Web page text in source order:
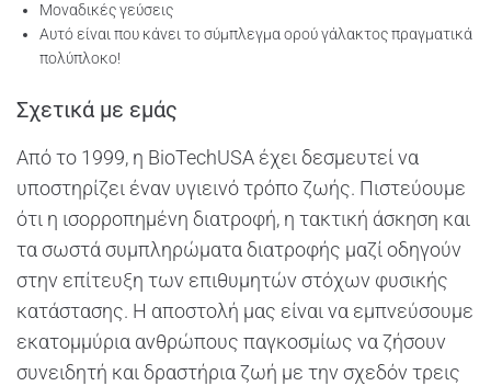
Μοναδικές γεύσεις
Αυτό είναι που κάνει το σύμπλεγμα ορού γάλακτος πραγματικά
πολύπλοκο!
Σχετικά με εμάς
Από το 1999, η BioTechUSA έχει δεσμευτεί να
υποστηρίζει έναν υγιεινό τρόπο ζωής. Πιστεύουμε
ότι η ισορροπημένη διατροφή, η τακτική άσκηση και
τα σωστά συμπληρώματα διατροφής μαζί οδηγούν
στην επίτευξη των επιθυμητών στόχων φυσικής
κατάστασης. Η αποστολή μας είναι να εμπνεύσουμε
εκατομμύρια ανθρώπους παγκοσμίως να ζήσουν
συνειδητή και δραστήρια ζωή με την σχεδόν τρεις